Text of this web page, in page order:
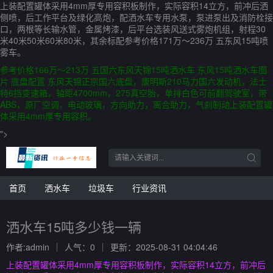
上装配置罐体采用4mm厚专用容积板制作，实际容积14立方，前冲后洒
侧喷，后工作平台及绿化高炮，配洒水车专用水泵，泵进泵出及消防栓接
口，两根等长输水管，金属烤漆，后平台选装风送式雾炮机组，射程30
米40米50米60米80米，其余标配参考价格171万～236万 五东风15吨喷
雾车。
参考价格166万～213万 五国六东风天锦15吨洒水车 东风15吨洒水车图
片 底盘配置 东风天锦正宗国六底盘，康明斯210马力国六发动机，法士
特6挡变速箱，轴距4700mm，275真空胎，单排白色可前翻驾驶室，带
ABS，原厂空调，电动玻璃，方向助力，离合助力，气刹制动上装配置罐
体采用4mm厚专用容积。
">
首页 洒水车 垃圾车 行业资讯
洒水车15吨多少钱一辆
作者:admin 人气：0
更新：2025-08-31 04:04:46
上装配置罐体采用4mm厚专用容积板制作，实际容积14立方，前冲后